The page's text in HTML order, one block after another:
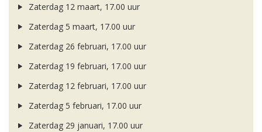
Zaterdag 12 maart, 17.00 uur
Zaterdag 5 maart, 17.00 uur
Zaterdag 26 februari, 17.00 uur
Zaterdag 19 februari, 17.00 uur
Zaterdag 12 februari, 17.00 uur
Zaterdag 5 februari, 17.00 uur
Zaterdag 29 januari, 17.00 uur